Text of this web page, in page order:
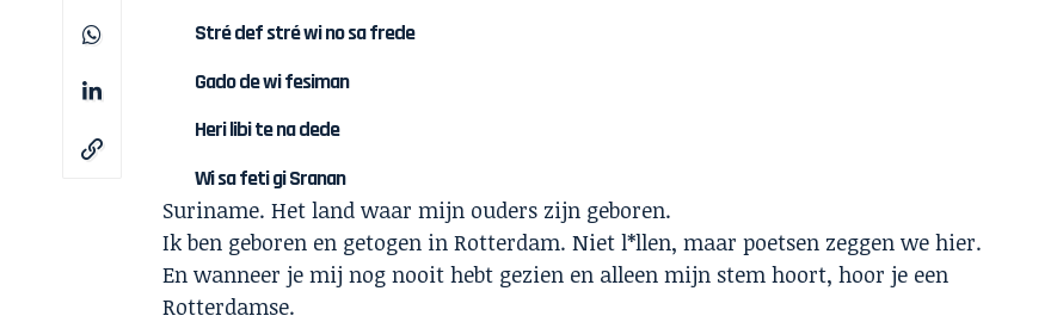
Stré def stré wi no sa frede
Gado de wi fesiman
Heri libi te na dede
Wi sa feti gi Sranan
Suriname. Het land waar mijn ouders zijn geboren.
Ik ben geboren en getogen in Rotterdam. Niet l*llen, maar poetsen zeggen we hier.
En wanneer je mij nog nooit hebt gezien en alleen mijn stem hoort, hoor je een
Rotterdamse.